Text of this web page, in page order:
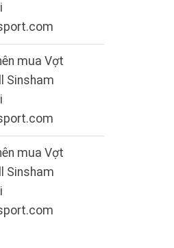
mua Vợt
Sinsham
mua Vợt
Sinsham